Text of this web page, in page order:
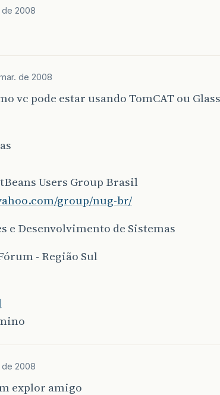
de 2008
de 2008
vc pode estar usando TomCAT ou Glass
Users Group Brasil
group/nug-br/
e Desenvolvimento de Sistemas
- Região Sul
de 2008
explor amigo